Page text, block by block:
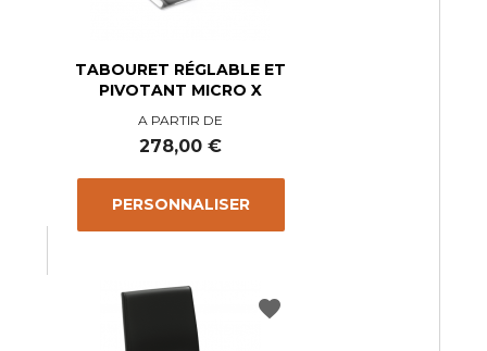
TABOURET RÉGLABLE ET
PIVOTANT MICRO X
Prix
A PARTIR DE
278,00 €
PERSONNALISER
favorite